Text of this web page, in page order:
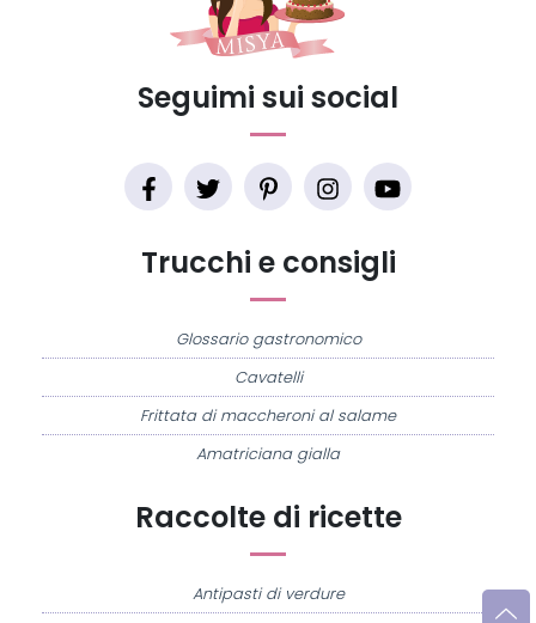
Raccolte di ricette
Antipasti di verdure
Trucchi e consigli
Glossario gastronomico
Cavatelli
Frittata di maccheroni al salame
Amatriciana gialla
Seguimi sui social